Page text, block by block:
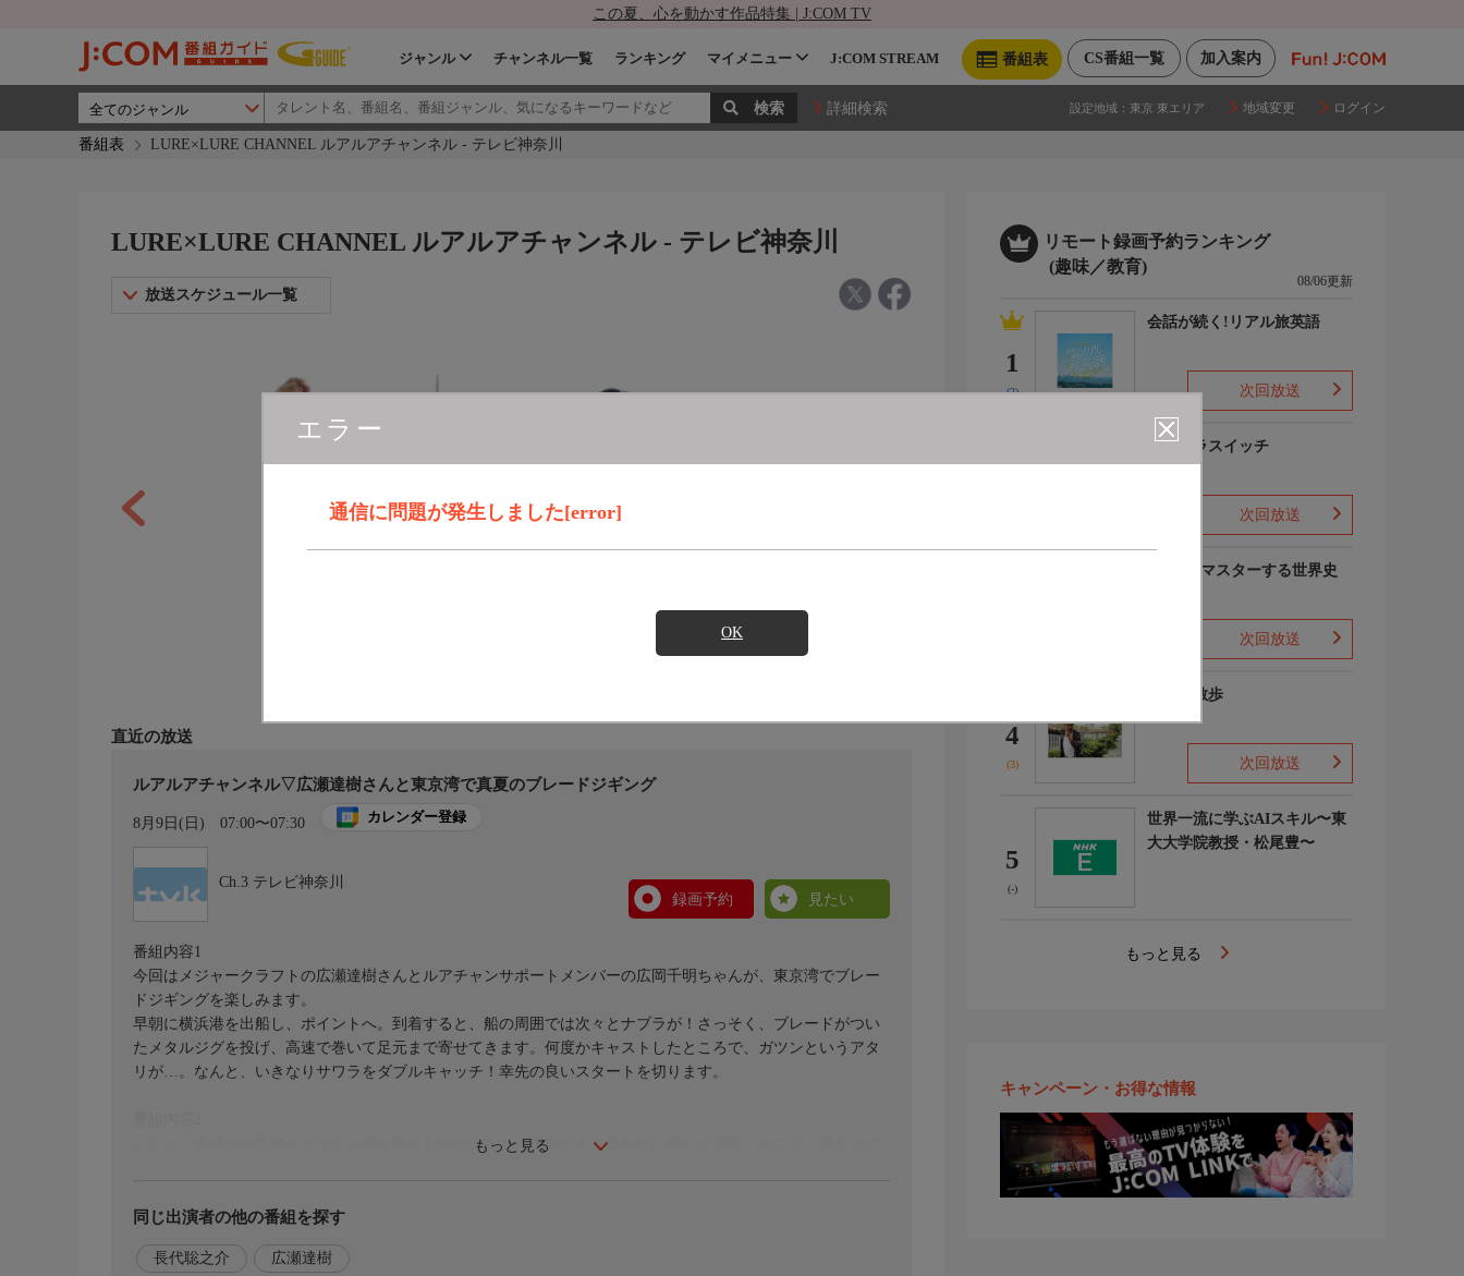
この夏、心を動かす作品特集 | J:COM TV
加入案内
CS番組一覧
番組表
ジャンル チャンネル一覧 ランキング マイメニュー J:COM STREAM
詳細検索 設定地域： 東京 東エリア 地域変更 ログイン
番組表 LURE×LURE CHANNEL ルアルアチャンネル - テレビ神奈川
エラー
通信に問題が発生しました[error]
OK
LURE×LURE CHANNEL ルアルアチャンネル - テレビ神奈川
放送スケジュール一覧
直近の放送
ルアルアチャンネル▽広瀬達樹さんと東京湾で真夏のブレードジギング
8月9日(日) 07:00〜07:30 カレンダー登録
Ch.3 テレビ神奈川
録画予約
見たい
もっと見る
番組内容1
今回はメジャークラフトの広瀬達樹さんとルアチャンサポートメンバーの広岡千明ちゃんが、東京湾でブレー
ドジギングを楽しみます。
早朝に横浜港を出船し、ポイントへ。到着すると、船の周囲では次々とナブラが！さっそく、ブレードがつい
たメタルジグを投げ、高速で巻いて足元まで寄せてきます。何度かキャストしたところで、ガツンというアタ
リが…。なんと、いきなりサワラをダブルキャッチ！幸先の良いスタートを切ります。
しかし、表層では青物がメタルジグを追うものの、あと一歩でクチを使わない難しい状況。そこで、巻きスピ
と釣果を重ねていきます。果たして、この時合はどこまで続くのか!?
番組内容3
同じ出演者の他の番組を探す
長代聡之介 広瀬達樹
リモート録画予約ランキング
(趣味／教育)
08/06更新
1
(2)
会話が続く!リアル旅英語
次回放送
ピタゴラスイッチ
次回放送
3か月でマスターする世界史
次回放送
4
(3)
じゅん散歩
次回放送
5
(-)
世界一流に学ぶAIスキル〜東
大大学院教授・松尾豊〜
もっと見る
キャンペーン・お得な情報